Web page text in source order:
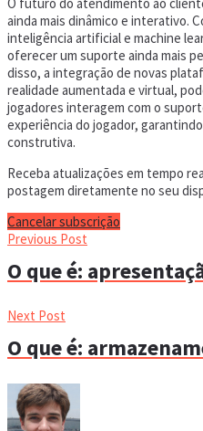
ainda mais dinâmico e interativo.
inteligência artificial e machine
oferecer um suporte ainda mais
disso, a integração de novas
realidade aumentada e virtual,
jogadores interagem com o
experiência do jogador,
construtiva.
Receba atualizações em tempo
postagem diretamente no seu
Cancelar subscrição
Previous Post
O que é:
Next Post
O que é: